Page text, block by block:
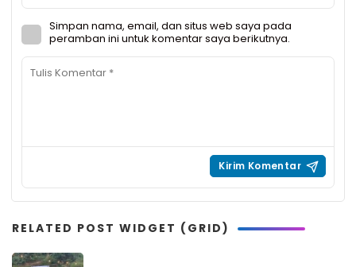
Simpan nama, email, dan situs web saya pada
peramban ini untuk komentar saya berikutnya.
RELATED POST WIDGET (GRID)